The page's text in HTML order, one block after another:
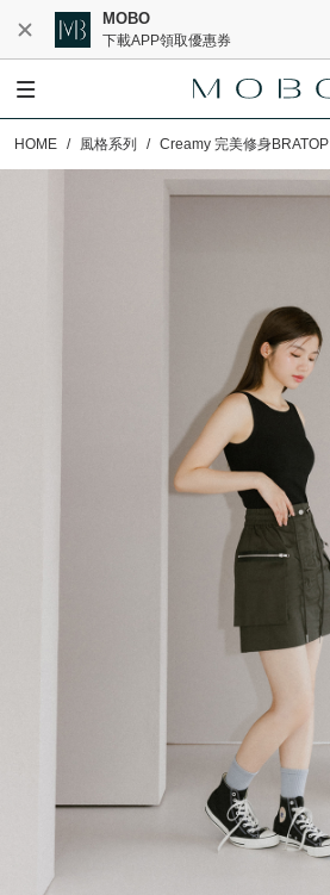
MOBO
下載APP領取優惠券
HOME 風格系列 Creamy 完美修身BRATOP